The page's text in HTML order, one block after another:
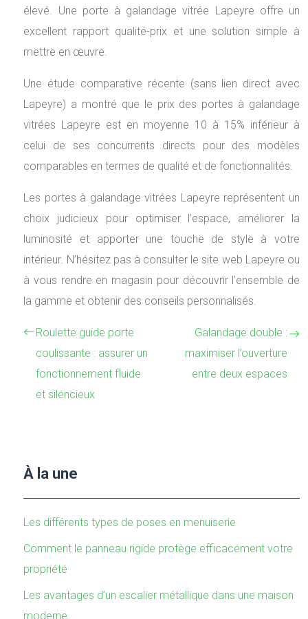
élevé. Une porte à galandage vitrée Lapeyre offre un
excellent rapport qualité-prix et une solution simple à
mettre en œuvre.
Une étude comparative récente (sans lien direct avec
Lapeyre) a montré que le prix des portes à galandage
vitrées Lapeyre est en moyenne 10 à 15% inférieur à
celui de ses concurrents directs pour des modèles
comparables en termes de qualité et de fonctionnalités.
Les portes à galandage vitrées Lapeyre représentent un
choix judicieux pour optimiser l’espace, améliorer la
luminosité et apporter une touche de style à votre
intérieur. N’hésitez pas à consulter le site web Lapeyre ou
à vous rendre en magasin pour découvrir l’ensemble de
la gamme et obtenir des conseils personnalisés.
Roulette guide porte
coulissante : assurer un
fonctionnement fluide
et silencieux
Galandage double :
maximiser l’ouverture
entre deux espaces
À la une
Les différents types de poses en menuiserie
Comment le panneau rigide protège efficacement votre
propriété
Les avantages d’un escalier métallique dans une maison
moderne